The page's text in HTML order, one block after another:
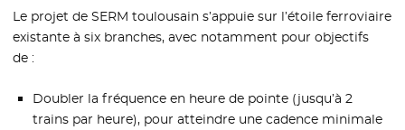
Le projet de SERM toulousain s’appuie sur l’étoile ferroviaire
existante à six branches, avec notamment pour objectifs
de :
Doubler la fréquence en heure de pointe (jusqu’à 2
trains par heure), pour atteindre une cadence minimale